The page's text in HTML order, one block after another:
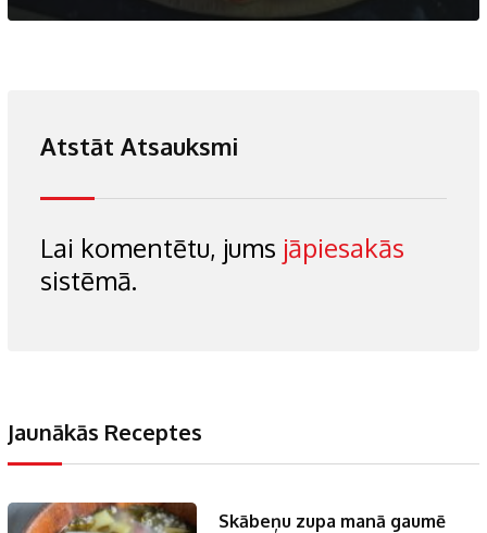
Atstāt Atsauksmi
Lai komentētu, jums jāpiesakās
sistēmā.
Jaunākās Receptes
Skābeņu zupa manā gaumē